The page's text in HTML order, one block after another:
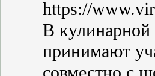
https://
В кулинарной
принимают